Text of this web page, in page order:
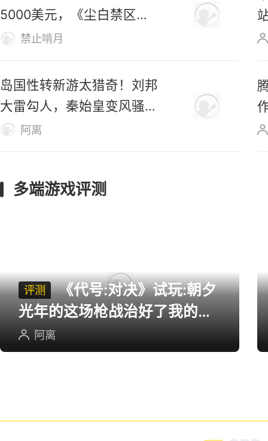
5000美元，《尘白禁区》
真要凉了？
禁止啃月
岛国性转新游太猎奇！刘邦
大雷勾人，秦始皇变风骚美
女
阿离
多端游戏评测
评测
《代号:对决》试玩:朝夕
光年的这场枪战治好了我的低
血压
阿离